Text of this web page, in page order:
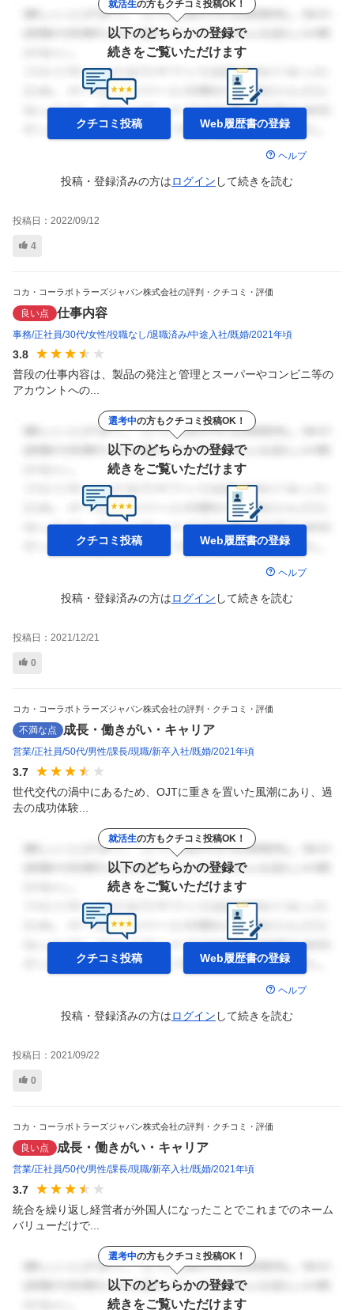
就活生の方もクチコミ投稿OK！
以下のどちらかの登録で
続きをご覧いただけます
クチコミ投稿 Web履歴書の登録
ヘルプ
投稿・登録済みの方はログイン して続きを読む
投稿日： 2022/09/12
4
コカ・コーラボトラーズジャパン株式会社の評判・クチコミ・評価
良い点 仕事内容
事務 正社員 30代 女性 役職なし 退職済み 中途入社 既婚 2021年頃
3.8
普段の仕事内容は、製品の発注と管理とスーパーやコンビニ等の
アカウントへの...
選考中の方もクチコミ投稿OK！
以下のどちらかの登録で
続きをご覧いただけます
クチコミ投稿 Web履歴書の登録
ヘルプ
投稿・登録済みの方はログイン して続きを読む
投稿日： 2021/12/21
0
コカ・コーラボトラーズジャパン株式会社の評判・クチコミ・評価
不満な点 成長・働きがい・キャリア
営業 正社員 50代 男性 課長 現職 新卒入社 既婚 2021年頃
3.7
世代交代の渦中にあるため、OJTに重きを置いた風潮にあり、過
去の成功体験...
就活生の方もクチコミ投稿OK！
以下のどちらかの登録で
続きをご覧いただけます
クチコミ投稿 Web履歴書の登録
ヘルプ
投稿・登録済みの方はログイン して続きを読む
投稿日： 2021/09/22
0
コカ・コーラボトラーズジャパン株式会社の評判・クチコミ・評価
良い点 成長・働きがい・キャリア
営業 正社員 50代 男性 課長 現職 新卒入社 既婚 2021年頃
3.7
統合を繰り返し経営者が外国人になったことでこれまでのネーム
バリューだけで...
選考中の方もクチコミ投稿OK！
以下のどちらかの登録で
続きをご覧いただけます